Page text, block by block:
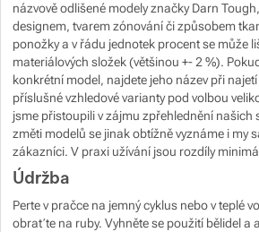
názvově odlišené modely značky Darn
designem, tvarem zónování či způsobem
ponožky a v řádu jednotek procent se může
materiálových složek (většinou +- 2 %).
konkrétní model, najdete jeho název při
příslušné vzhledové varianty pod volbou
jsme přistoupili v zájmu zpřehlednění našich
změti modelů se jinak obtížně vyznáme i my
zákazníci. V praxi užívání jsou rozdíly
Údržba
Perte v pračce na jemný cyklus nebo v teplé
obraťte na ruby. Vyhněte se použití bělidel a